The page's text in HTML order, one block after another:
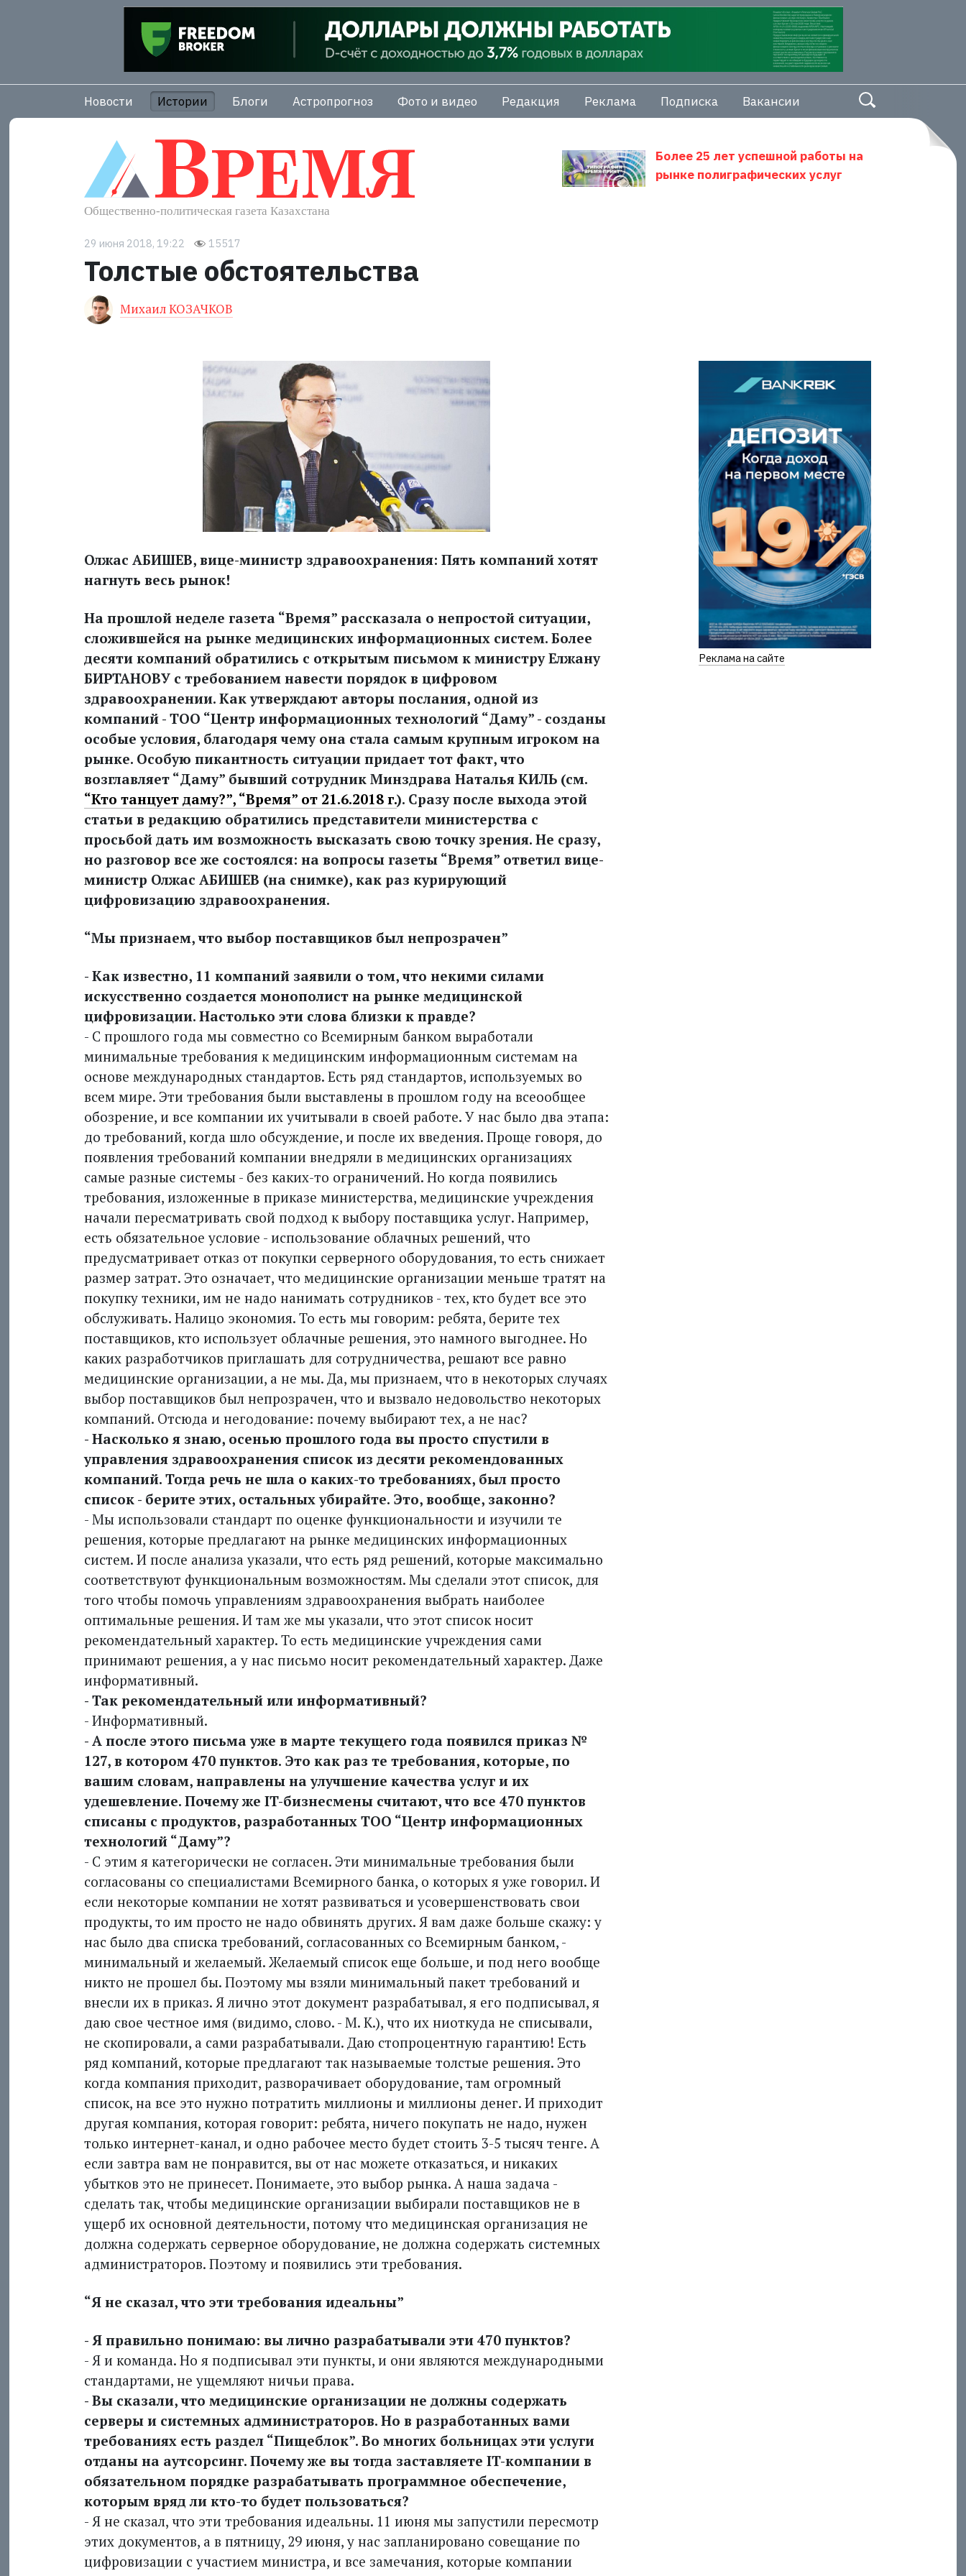
Новости Истории Блоги Астропрогноз Фото и видео Редакция Реклама Подписка Вакансии
Более 25 лет успешной работы на
рынке полиграфических услуг
29 июня 2018, 19:22 15517
Толстые обстоятельства
Михаил КОЗАЧКОВ
Олжас АБИШЕВ, вице-министр здравоохранения: Пять компаний хотят
нагнуть весь рынок!
На прошлой неделе газета “Время” рассказала о непростой ситуации,
сложившейся на рынке медицинских информационных систем. Более
десяти компаний обратились с открытым письмом к министру Елжану
БИРТАНОВУ с требованием навести порядок в цифровом
здравоохранении. Как утверждают авторы послания, одной из
компаний - ТОО “Центр информационных технологий “Даму” - созданы
особые условия, благодаря чему она стала самым крупным игроком на
рынке. Особую пикантность ситуации придает тот факт, что
возглавляет “Даму” бывший сотрудник Минздрава Наталья КИЛЬ (см.
“Кто танцует даму?”, “Время” от 21.6.2018 г.). Сразу после выхода этой
статьи в редакцию обратились представители министерства с
просьбой дать им возможность высказать свою точку зрения. Не сразу,
но разговор все же состоялся: на вопросы газеты “Время” ответил вице-
министр Олжас АБИШЕВ (на снимке), как раз курирующий
цифровизацию здравоохранения.
“Мы признаем, что выбор поставщиков был непрозрачен”
- Как известно, 11 компаний заявили о том, что некими силами
искусственно создается монополист на рынке медицинской
цифровизации. Настолько эти слова близки к правде?
- С прошлого года мы совместно со Всемирным банком выработали
минимальные требования к медицинским информационным системам на
основе международных стандартов. Есть ряд стандартов, используемых во
всем мире. Эти требования были выставлены в прошлом году на всеообщее
обозрение, и все компании их учитывали в своей работе. У нас было два этапа:
до требований, когда шло обсуждение, и после их введения. Проще говоря, до
появления требований компании внедряли в медицинских организациях
самые разные системы - без каких-то ограничений. Но когда появились
требования, изложенные в приказе министерства, медицинские учреждения
начали пересматривать свой подход к выбору поставщика услуг. Например,
есть обязательное условие - использование облачных решений, что
предусматривает отказ от покупки серверного оборудования, то есть снижает
размер затрат. Это означает, что медицинские организации меньше тратят на
покупку техники, им не надо нанимать сотрудников - тех, кто будет все это
обслуживать. Налицо экономия. То есть мы говорим: ребята, берите тех
поставщиков, кто использует облачные решения, это намного выгоднее. Но
каких разработчиков приглашать для сотрудничества, решают все равно
медицинские организации, а не мы. Да, мы признаем, что в некоторых случаях
выбор поставщиков был непрозрачен, что и вызвало недовольство некоторых
компаний. Отсюда и негодование: почему выбирают тех, а не нас?
- Насколько я знаю, осенью прошлого года вы просто спустили в
управления здравоохранения список из десяти рекомендованных
компаний. Тогда речь не шла о каких-то требованиях, был просто
список - берите этих, остальных убирайте. Это, вообще, законно?
- Мы использовали стандарт по оценке функциональности и изучили те
решения, которые предлагают на рынке медицинских информационных
систем. И после анализа указали, что есть ряд решений, которые максимально
соответствуют функциональным возможностям. Мы сделали этот список, для
того чтобы помочь управлениям здравоохранения выбрать наиболее
оптимальные решения. И там же мы указали, что этот список носит
рекомендательный характер. То есть медицинские учреждения сами
принимают решения, а у нас письмо носит рекомендательный характер. Даже
информативный.
- Так рекомендательный или информативный?
- Информативный.
- А после этого письма уже в марте текущего года появился приказ №
127, в котором 470 пунктов. Это как раз те требования, которые, по
вашим словам, направлены на улучшение качества услуг и их
удешевление. Почему же IT-бизнесмены считают, что все 470 пунктов
списаны с продуктов, разработанных ТОО “Центр информационных
технологий “Даму”?
- С этим я категорически не согласен. Эти минимальные требования были
согласованы со специалистами Всемирного банка, о которых я уже говорил. И
если некоторые компании не хотят развиваться и усовершенствовать свои
продукты, то им просто не надо обвинять других. Я вам даже больше скажу: у
нас было два списка требований, согласованных со Всемирным банком, -
минимальный и желаемый. Желаемый список еще больше, и под него вообще
никто не прошел бы. Поэтому мы взяли минимальный пакет требований и
внесли их в приказ. Я лично этот документ разрабатывал, я его подписывал, я
даю свое честное имя (видимо, слово. - М. К.), что их ниоткуда не списывали,
не скопировали, а сами разрабатывали. Даю стопроцентную гарантию! Есть
ряд компаний, которые предлагают так называемые толстые решения. Это
когда компания приходит, разворачивает оборудование, там огромный
список, на все это нужно потратить миллионы и миллионы денег. И приходит
другая компания, которая говорит: ребята, ничего покупать не надо, нужен
только интернет-канал, и одно рабочее место будет стоить 3-5 тысяч тенге. А
если завтра вам не понравится, вы от нас можете отказаться, и никаких
убытков это не принесет. Понимаете, это выбор рынка. А наша задача -
сделать так, чтобы медицинские организации выбирали поставщиков не в
ущерб их основной деятельности, потому что медицинская организация не
должна содержать серверное оборудование, не должна содержать системных
администраторов. Поэтому и появились эти требования.
“Я не сказал, что эти требования идеальны”
- Я правильно понимаю: вы лично разрабатывали эти 470 пунктов?
- Я и команда. Но я подписывал эти пункты, и они являются международными
стандартами, не ущемляют ничьи права.
- Вы сказали, что медицинские организации не должны содержать
серверы и системных администраторов. Но в разработанных вами
требованиях есть раздел “Пищеблок”. Во многих больницах эти услуги
отданы на аутсорсинг. Почему же вы тогда заставляете IT-компании в
обязательном порядке разрабатывать программное обеспечение,
которым вряд ли кто-то будет пользоваться?
- Я не сказал, что эти требования идеальны. 11 июня мы запустили пересмотр
этих документов, а в пятницу, 29 июня, у нас запланировано совещание по
цифровизации с участием министра, и все замечания, которые компании
Реклама на сайте